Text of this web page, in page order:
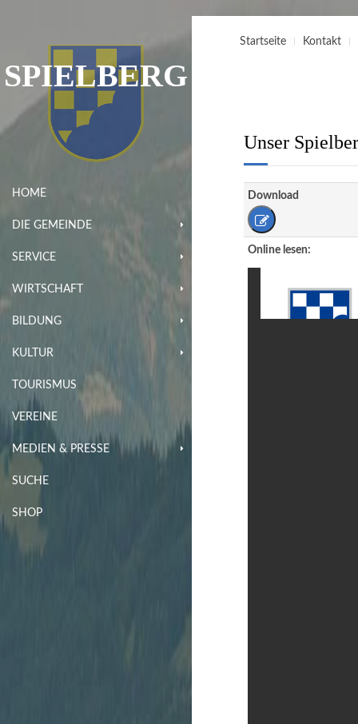
SPIELBERG
HOME
DIE GEMEINDE
SERVICE
WIRTSCHAFT
BILDUNG
KULTUR
TOURISMUS
VEREINE
MEDIEN & PRESSE
SUCHE
SHOP
Startseite Kontakt
Unser
Download
Online lesen: